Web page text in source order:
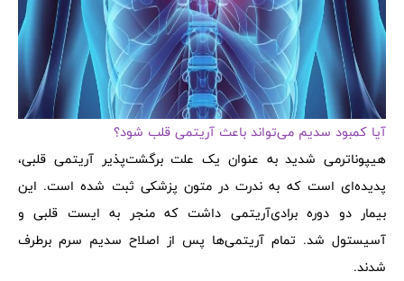
آیا کمبود سدیم می‌تواند باعث آریتمی قلب شود؟
هیپوناترمی شدید به عنوان یک علت برگشت‌پذیر آریتمی قلبی،
پدیده‌ای است که به ندرت در متون پزشکی ثبت شده است. این
بیمار دو دوره برادی‌آریتمی داشت که منجر به ایست قلبی و
آسیستول شد. تمام آریتمی‌ها پس از اصلاح سدیم سرم برطرف
شدند.